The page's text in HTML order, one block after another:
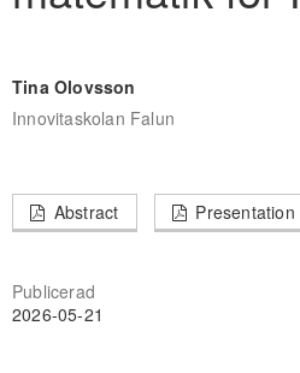
Tina Olovsson
Innovitaskolan Falun
Abstract Presentation
Publicerad
2026-05-21